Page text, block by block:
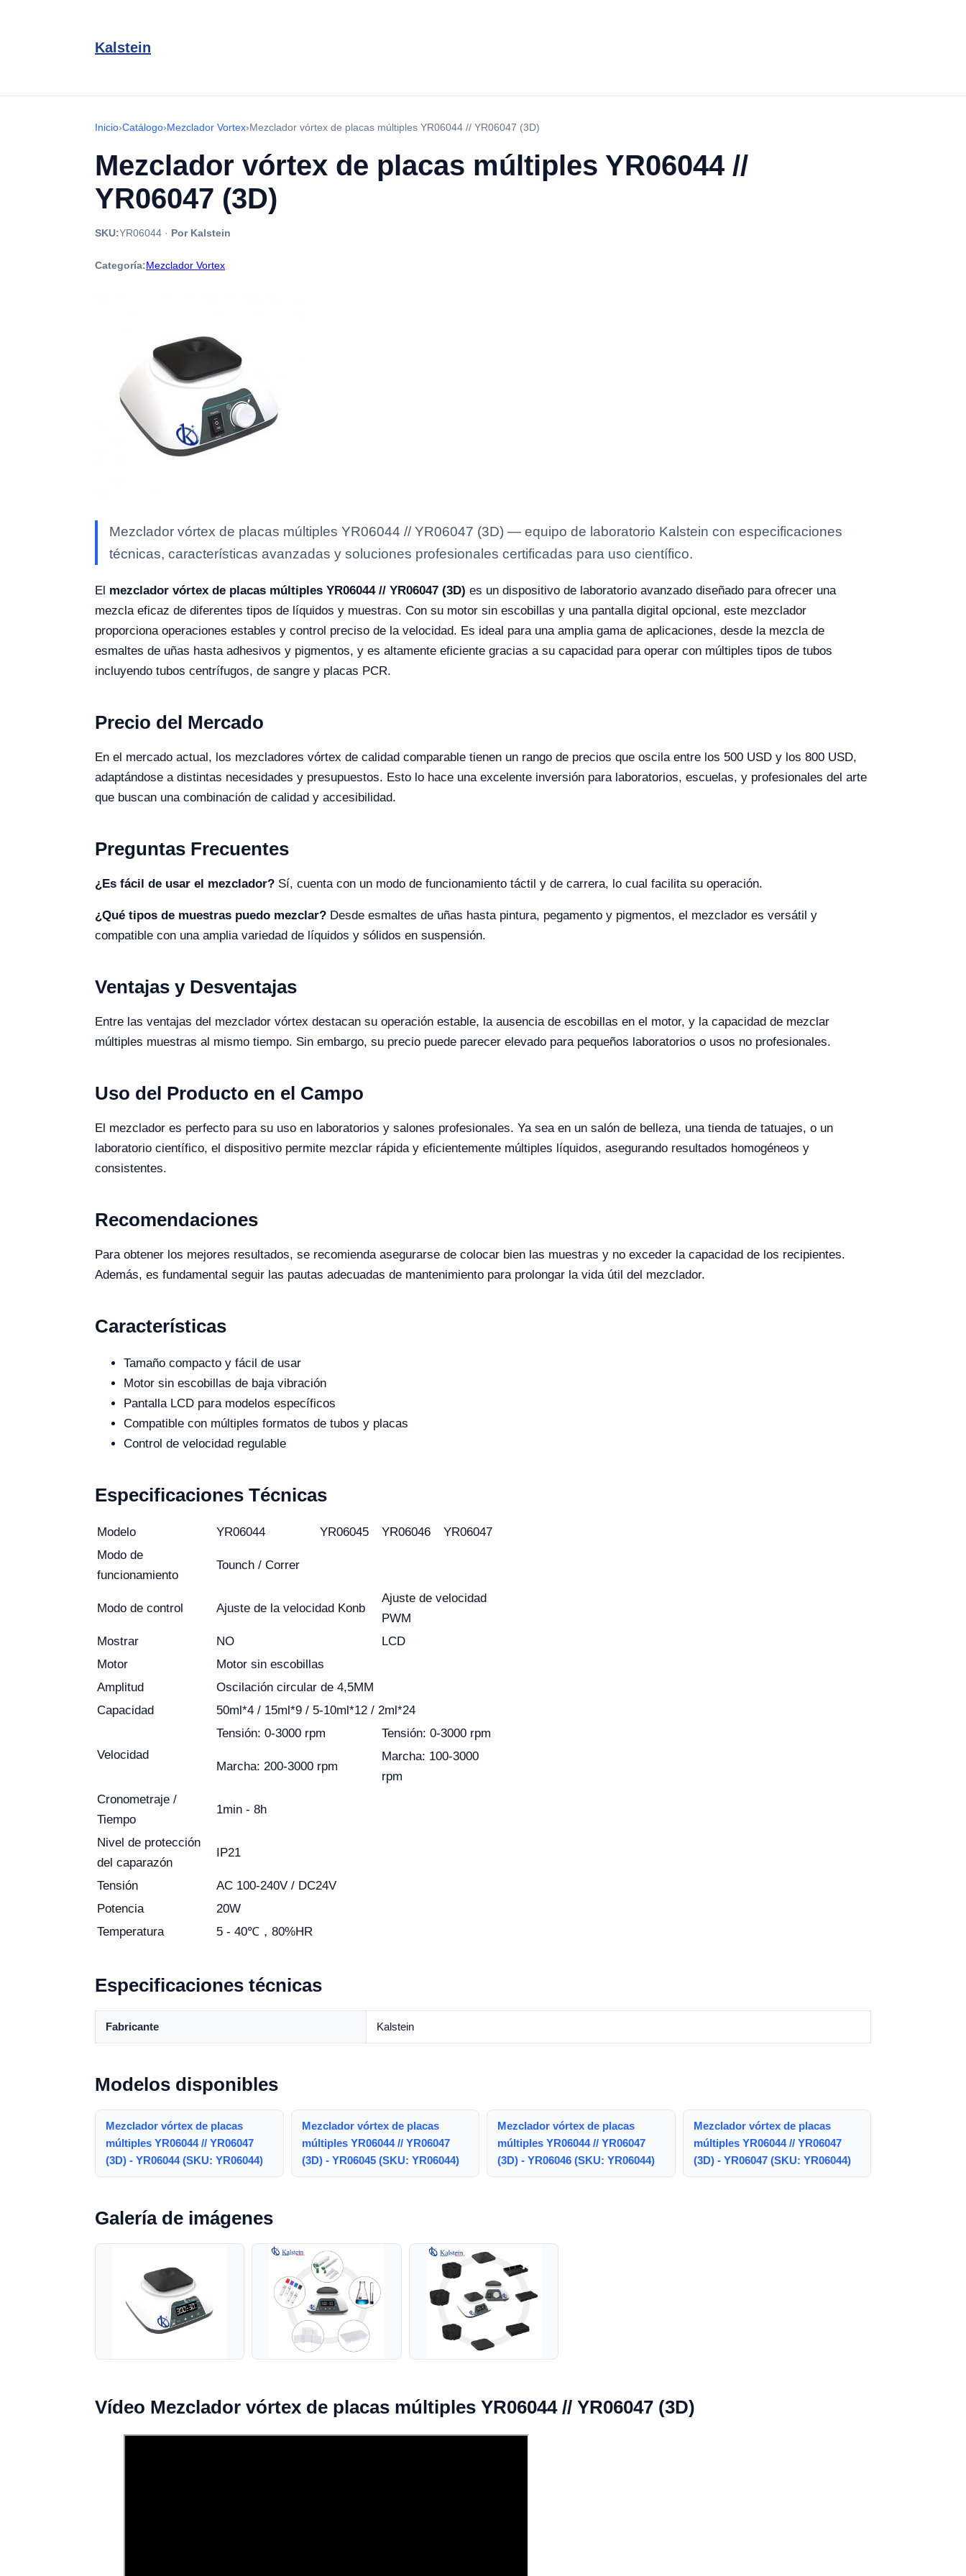
Kalstein
Inicio›Catálogo›Mezclador Vortex›Mezclador vórtex de placas múltiples YR06044 // YR06047 (3D)
Mezclador vórtex de placas múltiples YR06044 //
YR06047 (3D)
SKU:YR06044 · Por Kalstein
Categoría:Mezclador Vortex
Mezclador vórtex de placas múltiples YR06044 // YR06047 (3D) — equipo de laboratorio Kalstein con especificaciones
técnicas, características avanzadas y soluciones profesionales certificadas para uso científico.
El mezclador vórtex de placas múltiples YR06044 // YR06047 (3D) es un dispositivo de laboratorio avanzado diseñado para ofrecer una
mezcla eficaz de diferentes tipos de líquidos y muestras. Con su motor sin escobillas y una pantalla digital opcional, este mezclador
proporciona operaciones estables y control preciso de la velocidad. Es ideal para una amplia gama de aplicaciones, desde la mezcla de
esmaltes de uñas hasta adhesivos y pigmentos, y es altamente eficiente gracias a su capacidad para operar con múltiples tipos de tubos
incluyendo tubos centrífugos, de sangre y placas PCR.
Precio del Mercado
En el mercado actual, los mezcladores vórtex de calidad comparable tienen un rango de precios que oscila entre los 500 USD y los 800 USD,
adaptándose a distintas necesidades y presupuestos. Esto lo hace una excelente inversión para laboratorios, escuelas, y profesionales del arte
que buscan una combinación de calidad y accesibilidad.
Preguntas Frecuentes
¿Es fácil de usar el mezclador? Sí, cuenta con un modo de funcionamiento táctil y de carrera, lo cual facilita su operación.
¿Qué tipos de muestras puedo mezclar? Desde esmaltes de uñas hasta pintura, pegamento y pigmentos, el mezclador es versátil y
compatible con una amplia variedad de líquidos y sólidos en suspensión.
Ventajas y Desventajas
Entre las ventajas del mezclador vórtex destacan su operación estable, la ausencia de escobillas en el motor, y la capacidad de mezclar
múltiples muestras al mismo tiempo. Sin embargo, su precio puede parecer elevado para pequeños laboratorios o usos no profesionales.
Uso del Producto en el Campo
El mezclador es perfecto para su uso en laboratorios y salones profesionales. Ya sea en un salón de belleza, una tienda de tatuajes, o un
laboratorio científico, el dispositivo permite mezclar rápida y eficientemente múltiples líquidos, asegurando resultados homogéneos y
consistentes.
Recomendaciones
Para obtener los mejores resultados, se recomienda asegurarse de colocar bien las muestras y no exceder la capacidad de los recipientes.
Además, es fundamental seguir las pautas adecuadas de mantenimiento para prolongar la vida útil del mezclador.
Características
Tamaño compacto y fácil de usar
Motor sin escobillas de baja vibración
Pantalla LCD para modelos específicos
Compatible con múltiples formatos de tubos y placas
Control de velocidad regulable
Especificaciones Técnicas
Modelo YR06044 YR06045 YR06046
YR06047
Modo de
funcionamiento
Tounch / Correr
Modo de control Ajuste de la velocidad Konb
Ajuste de velocidad
PWM
Mostrar
NO
LCD
Motor
Motor sin escobillas
Amplitud
Oscilación circular de 4,5MM
Capacidad
50ml*4 / 15ml*9 / 5-10ml*12 / 2ml*24
Velocidad
Tensión: 0-3000 rpm Tensión: 0-3000 rpm
Marcha: 200-3000 rpm
Marcha: 100-3000
rpm
Cronometraje /
Tiempo
1min - 8h
Nivel de protección
del caparazón
IP21
Tensión
AC 100-240V / DC24V
Potencia
20W
Temperatura
5 - 40℃，80%HR
Especificaciones técnicas
Fabricante Kalstein
Modelos disponibles
Mezclador vórtex de placas
múltiples YR06044 // YR06047
(3D) - YR06044 (SKU: YR06044)
Mezclador vórtex de placas
múltiples YR06044 // YR06047
(3D) - YR06045 (SKU: YR06044)
Mezclador vórtex de placas
múltiples YR06044 // YR06047
(3D) - YR06046 (SKU: YR06044)
Mezclador vórtex de placas
múltiples YR06044 // YR06047
(3D) - YR06047 (SKU: YR06044)
Galería de imágenes
Vídeo Mezclador vórtex de placas múltiples YR06044 // YR06047 (3D)